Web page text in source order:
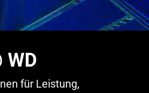
WD
für Leistung,